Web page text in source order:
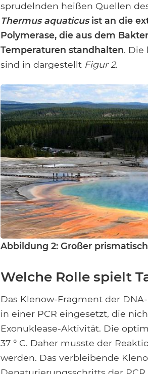
sprudelnden heißen Quellen
Thermus aquaticusist an die
Polymerase, die aus dem
Temperaturen standhalten. Die
sind in dargestellt Figur 2.
Abbildung 2: Großer
Welche Rolle spielt
Das Klenow-Fragment der
in einer PCR eingesetzt, die
Exonuklease-Aktivität. Die
37 ° C. Daher musste der
werden. Das verbleibende